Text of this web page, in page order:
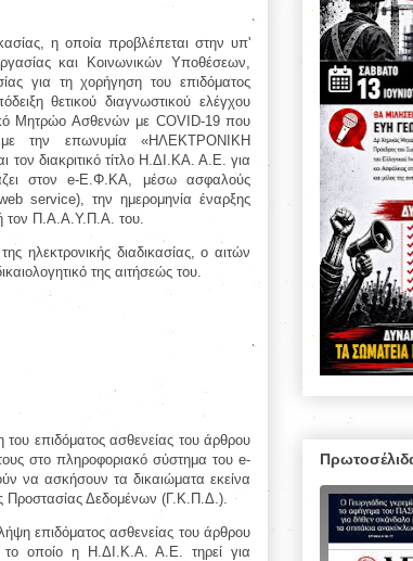
η οποία προβλέπεται στην υπ'
και Κοινωνικών Υποθέσεων,
για τη χορήγηση του επιδόματος
θετικού διαγνωστικού ελέγχου
Μητρώο Ασθενών με COVID-19 που
με την επωνυμία «ΗΛΕΚΤΡΟΝΙΚΗ
διακριτικό τίτλο Η.ΔΙ.ΚΑ. Α.Ε. για
στον e-Ε.Φ.ΚΑ, μέσω ασφαλούς
service), την ημερομηνία έναρξης
τον Π.Α.Α.Υ.Π.Α. του.
ηλεκτρονικής διαδικασίας, ο αιτών
της αιτήσεώς του.
επιδόματος ασθενείας του άρθρου
στο πληροφοριακό σύστημα του e-
να ασκήσουν τα δικαιώματα εκείνα
Προστασίας Δεδομένων (Γ.Κ.Π.Δ.).
επιδόματος ασθενείας του άρθρου
οποίο η Η.ΔΙ.Κ.Α. Α.Ε. τηρεί για